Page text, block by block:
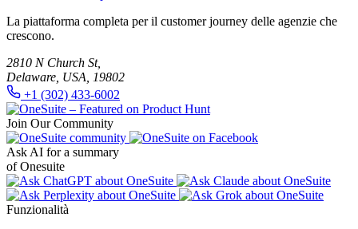
La piattaforma completa per il customer journey delle agenzie che
crescono.
2810 N Church St,
Delaware, USA, 19802
+1 (302) 433-6002
Join Our Community
Ask AI for a summary
of Onesuite
Funzionalità